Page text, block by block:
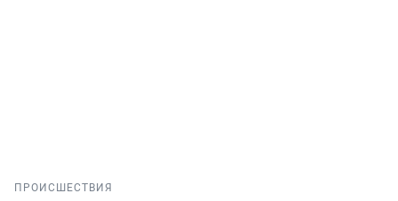
ПРОИСШЕСТВИЯ